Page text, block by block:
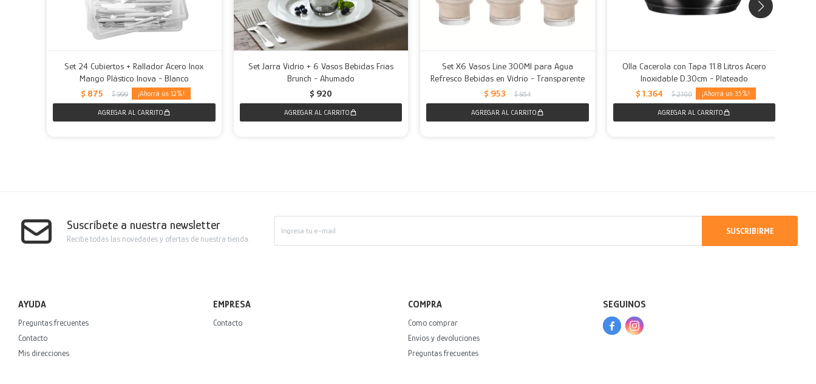
Set 24 Cubiertos + Rallador Acero Inox
Mango Plástico Inova - Blanco
$ 875 $ 999 12
Set Jarra Vidrio + 6 Vasos Bebidas Frias
Brunch - Ahumado
$ 920
Set X6 Vasos Line 300Ml para Agua
Refresco Bebidas en Vidrio - Transparente
$ 953 $ 954
Olla Cacerola con Tapa 11.8 Litros Acero
Inoxidable D.30cm - Plateado
$ 1.364 $ 2.100 35
Suscríbete a nuestra newsletter
Recibe todas las novedades y ofertas de nuestra tienda.
SUSCRIBIRME
AYUDA
Preguntas frecuentes
Contacto
Mis direcciones
EMPRESA
Contacto
COMPRA
Como comprar
Envíos y devoluciones
Preguntas frecuentes
SEGUINOS
 